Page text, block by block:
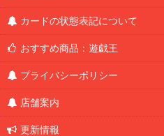
カードの状態表記について
おすすめ商品：遊戯王
プライバシーポリシー
店舗案内
更新情報